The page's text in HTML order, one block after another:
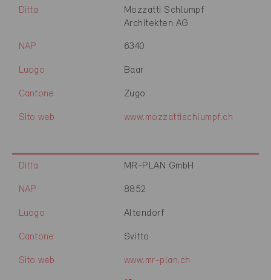
Ditta
Mozzatti Schlumpf
Architekten AG
NAP 6340
Luogo Baar
Cantone Zugo
Sito web www.mozzattischlumpf.ch
Ditta MR-PLAN GmbH
NAP 8852
Luogo Altendorf
Cantone Svitto
Sito web www.mr-plan.ch